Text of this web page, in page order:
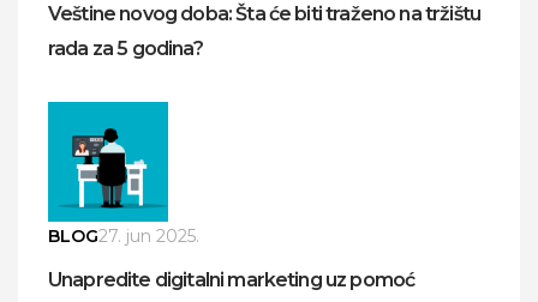
Veštine novog doba: Šta će biti traženo na tržištu
rada za 5 godina?
BLOG27. jun 2025.
Unapredite digitalni marketing uz pomoć